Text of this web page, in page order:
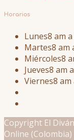
Horarios
Lunes8 am
Martes8 am
Miércoles8
Jueves8 am
Viernes8 am
Copyright El
Online (Colombia)